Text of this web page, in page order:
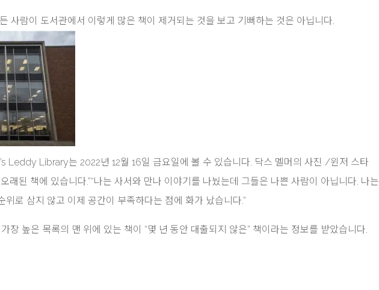
사람이 도서관에서 이렇게 많은 책이 제거되는 것을 보고 기뻐하는 것은 아닙니다.
Leddy Library는 2022년 12월 16일 금요일에 볼 수 있습니다. 닥스 멜머의 ​​사진 /윈저 스타
래된 책에 있습니다.”“나는 사서와 만나 이야기를 나눴는데 그들은 나쁜 사람이 아닙니다. 나는
위로 삼지 않고 이제 공간이 부족하다는 점에 화가 났습니다.”
장 높은 목록의 맨 위에 있는 책이 “몇 년 동안 대출되지 않은” 책이라는 정보를 받았습니다.